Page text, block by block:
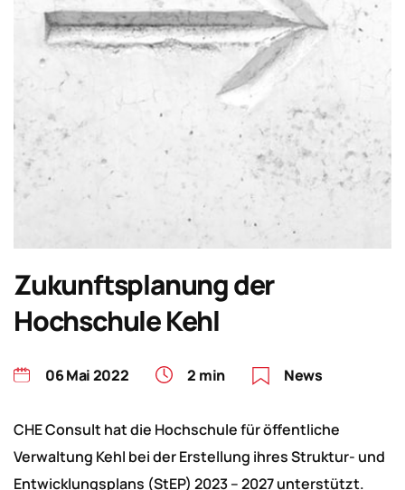
Zukunftsplanung der
Hochschule Kehl
06 Mai 2022 2 min News
CHE Consult hat die Hochschule für öffentliche
Verwaltung Kehl bei der Erstellung ihres Struktur- und
Entwicklungsplans (StEP) 2023 – 2027 unterstützt.